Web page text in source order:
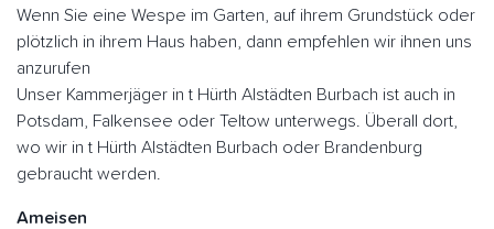
Wenn Sie eine Wespe im Garten, auf ihrem Grundstück oder
plötzlich in ihrem Haus haben, dann empfehlen wir ihnen uns
anzurufen
Unser Kammerjäger in t Hürth Alstädten Burbach ist auch in
Potsdam, Falkensee oder Teltow unterwegs. Überall dort,
wo wir in t Hürth Alstädten Burbach oder Brandenburg
gebraucht werden.
Ameisen